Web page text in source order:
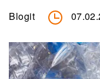
Blogit